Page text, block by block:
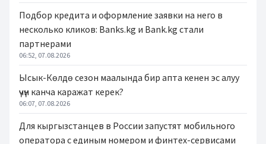
Подбор кредита и оформление заявки на него в
несколько кликов: Banks.kg и Bank.kg стали
партнерами
06:52, 07.08.2026
Ысык-Көлдө сезон маалында бир апта кенен эс алуу
үчүн канча каражат керек?
06:07, 07.08.2026
Для кыргызстанцев в России запустят мобильного
оператора с единым номером и финтех-сервисами